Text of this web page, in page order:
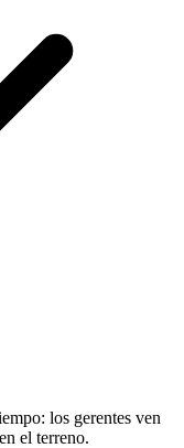
los gerentes ven
el terreno.